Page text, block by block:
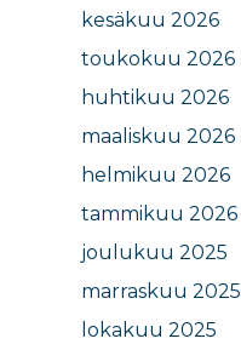
kesäkuu 2026
toukokuu 2026
huhtikuu 2026
maaliskuu 2026
helmikuu 2026
tammikuu 2026
joulukuu 2025
marraskuu 2025
lokakuu 2025